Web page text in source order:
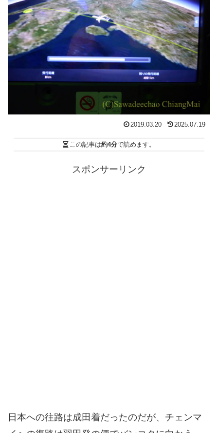
2019.03.20 2025.07.19
この記事は約4分で読めます。
スポンサーリンク
日本への往路は成田着だったのだが、チェンマ